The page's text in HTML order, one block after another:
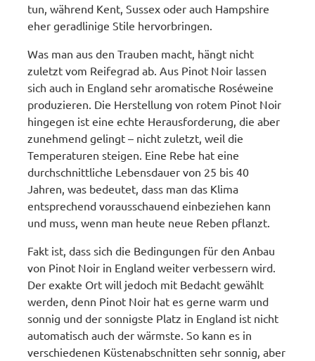
tun, während Kent, Sussex oder auch Hampshire
eher geradlinige Stile hervorbringen.
Was man aus den Trauben macht, hängt nicht
zuletzt vom Reifegrad ab. Aus Pinot Noir lassen
sich auch in England sehr aromatische Roséweine
produzieren. Die Herstellung von rotem Pinot Noir
hingegen ist eine echte Herausforderung, die aber
zunehmend gelingt – nicht zuletzt, weil die
Temperaturen steigen. Eine Rebe hat eine
durchschnittliche Lebensdauer von 25 bis 40
Jahren, was bedeutet, dass man das Klima
entsprechend vorausschauend einbeziehen kann
und muss, wenn man heute neue Reben pflanzt.
Fakt ist, dass sich die Bedingungen für den Anbau
von Pinot Noir in England weiter verbessern wird.
Der exakte Ort will jedoch mit Bedacht gewählt
werden, denn Pinot Noir hat es gerne warm und
sonnig und der sonnigste Platz in England ist nicht
automatisch auch der wärmste. So kann es in
verschiedenen Küstenabschnitten sehr sonnig, aber